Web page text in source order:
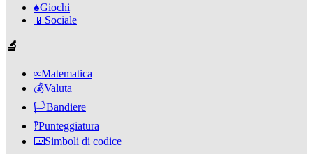
♠️Giochi
📱 Sociale
🔬
∞Matematica
💰Valuta
🏳️Bandiere
‽Punteggiatura
⌨️Simboli di codice